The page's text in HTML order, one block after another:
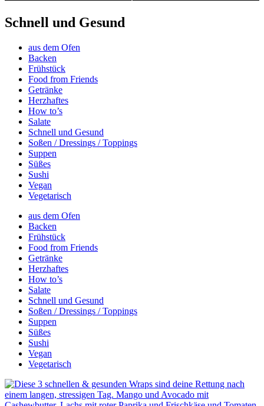
Schnell und Gesund
aus dem Ofen
Backen
Frühstück
Food from Friends
Getränke
Herzhaftes
How to’s
Salate
Schnell und Gesund
Soßen / Dressings / Toppings
Suppen
Süßes
Sushi
Vegan
Vegetarisch
aus dem Ofen
Backen
Frühstück
Food from Friends
Getränke
Herzhaftes
How to’s
Salate
Schnell und Gesund
Soßen / Dressings / Toppings
Suppen
Süßes
Sushi
Vegan
Vegetarisch